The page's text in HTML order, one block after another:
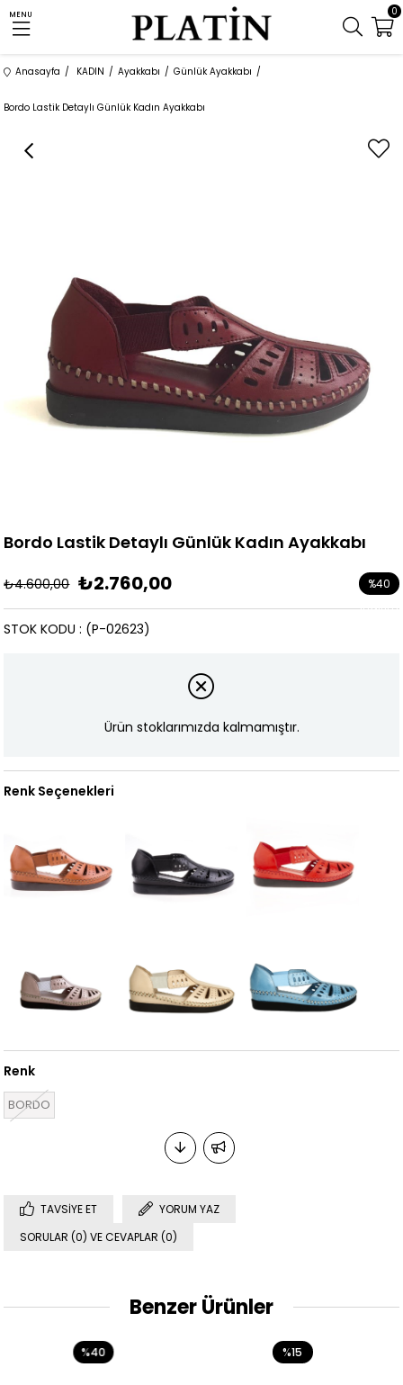
MENU 0
Anasayfa KADIN Ayakkabı Günlük Ayakkabı
Bordo Lastik Detaylı Günlük Kadın Ayakkabı
Bordo Lastik Detaylı Günlük Kadın Ayakkabı
₺4.600,00 ₺2.760,00 %40
İndirim
(P-02623)
STOK KODU
Ürün stoklarımızda kalmamıştır.
Renk Seçenekleri
Renk
BORDO
TAVSIYE ET
YORUM YAZ
SORULAR (0) VE CEVAPLAR (0)
Benzer Ürünler